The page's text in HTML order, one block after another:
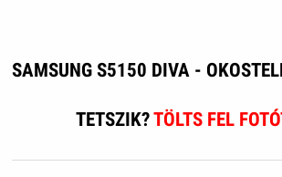
SAMSUNG S5150 DIVA -
TETSZIK?TÖLTS FEL